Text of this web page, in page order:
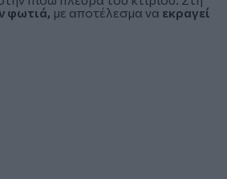
φωτιά, με αποτέλεσμα να εκραγεί